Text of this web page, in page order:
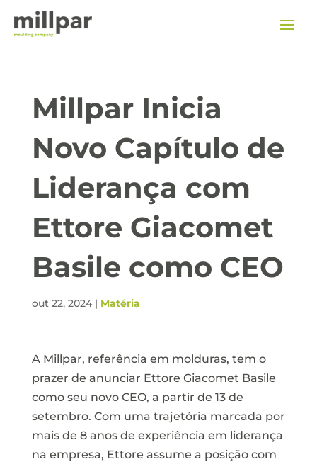
Millpar Inicia
Novo Capítulo de
Liderança com
Ettore Giacomet
Basile como CEO
out 22, 2024| Matéria
A Millpar, referência em molduras, tem o
prazer de anunciar Ettore Giacomet Basile
como seu novo CEO, a partir de 13 de
setembro. Com uma trajetória marcada por
mais de 8 anos de experiência em liderança
na empresa, Ettore assume a posição com